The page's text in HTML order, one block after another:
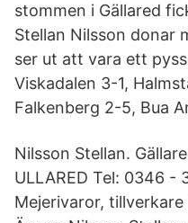
stommen i Gällared
Stellan Nilsson donar
ser ut att vara ett
Viskadalen 3-1,
Falkenberg 2-5, Bua
Nilsson Stellan.
ULLARED Tel: 0346 -
Mejerivaror,